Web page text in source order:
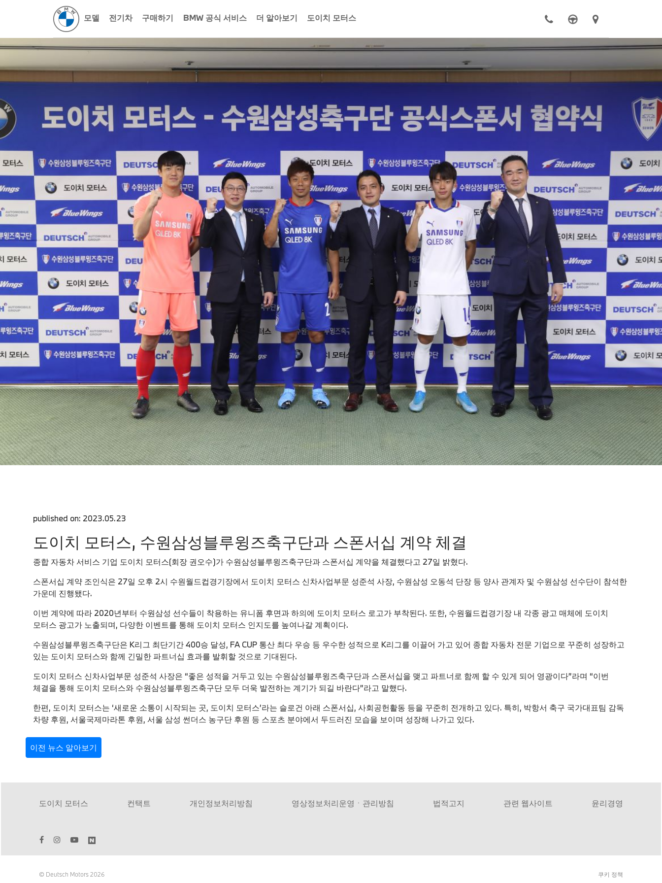
모델 전기차 구매하기 BMW 공식 서비스 더 알아보기 도이치 모터스
published on: 2023.05.23
도이치 모터스, 수원삼성블루윙즈축구단과 스폰서십 계약 체결
종합 자동차 서비스 기업 도이치 모터스(회장 권오수)가 수원삼성블루윙즈축구단과 스폰서십 계약을 체결했다고 27일 밝혔다.
스폰서십 계약 조인식은 27일 오후 2시 수원월드컵경기장에서 도이치 모터스 신차사업부문 성준석 사장, 수원삼성 오동석 단장 등 양사 관계자 및 수원삼성 선수단이 참석한
가운데 진행됐다.
이번 계약에 따라 2020년부터 수원삼성 선수들이 착용하는 유니폼 후면과 하의에 도이치 모터스 로고가 부착된다. 또한, 수원월드컵경기장 내 각종 광고 매체에 도이치
모터스 광고가 노출되며, 다양한 이벤트를 통해 도이치 모터스 인지도를 높여나갈 계획이다.
수원삼성블루윙즈축구단은 K리그 최단기간 400승 달성, FA CUP 통산 최다 우승 등 우수한 성적으로 K리그를 이끌어 가고 있어 종합 자동차 전문 기업으로 꾸준히 성장하고
있는 도이치 모터스와 함께 긴밀한 파트너십 효과를 발휘할 것으로 기대된다.
도이치 모터스 신차사업부문 성준석 사장은 “좋은 성적을 거두고 있는 수원삼성블루윙즈축구단과 스폰서십을 맺고 파트너로 함께 할 수 있게 되어 영광이다”라며 “이번
체결을 통해 도이치 모터스와 수원삼성블루윙즈축구단 모두 더욱 발전하는 계기가 되길 바란다”라고 말했다.
한편, 도이치 모터스는 ‘새로운 소통이 시작되는 곳, 도이치 모터스’라는 슬로건 아래 스폰서십, 사회공헌활동 등을 꾸준히 전개하고 있다. 특히, 박항서 축구 국가대표팀 감독
차량 후원, 서울국제마라톤 후원, 서울 삼성 썬더스 농구단 후원 등 스포츠 분야에서 두드러진 모습을 보이며 성장해 나가고 있다.
이전 뉴스 알아보기
도이치 모터스 컨택트 개인정보처리방침 영상정보처리운영ㆍ관리방침 법적고지 관련 웹사이트 윤리경영
© Deutsch Motors 2026 쿠키 정책